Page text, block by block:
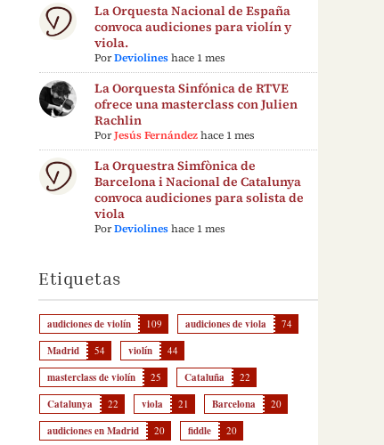
La Orquesta Nacional de España
convoca audiciones para violín y
viola.
PorDeviolines hace 1 mes
La Oorquesta Sinfónica de RTVE
ofrece una masterclass con Julien
Rachlin
PorJesús Fernández hace 1 mes
La Orquestra Simfònica de
Barcelona i Nacional de Catalunya
convoca audiciones para solista de
viola
PorDeviolines hace 1 mes
Etiquetas
audiciones de violín 109 audiciones de viola 74
Madrid 54 violín 44
masterclass de violín 25 Cataluña 22
Catalunya 22 viola 21 Barcelona 20
audiciones en Madrid 20 fiddle 20